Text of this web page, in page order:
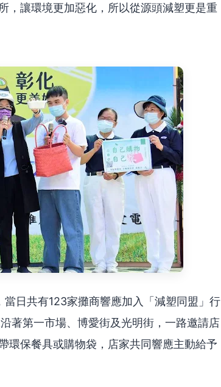
，讓環境更加惡化，所以從源頭減塑更是重
日共有123家攤商響應加入「減塑同盟」行
著第一市場、博愛街及光明街，一路邀請店
環保餐具或購物袋，店家共同響應主動給予